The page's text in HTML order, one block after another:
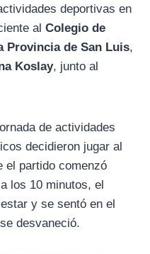
deportivas en
al Colegio de
Provincia de San Luis,
Koslay, junto al
de actividades
decidieron jugar al
el partido comenzó
los 10 minutos, el
y se sentó en el
desvaneció.